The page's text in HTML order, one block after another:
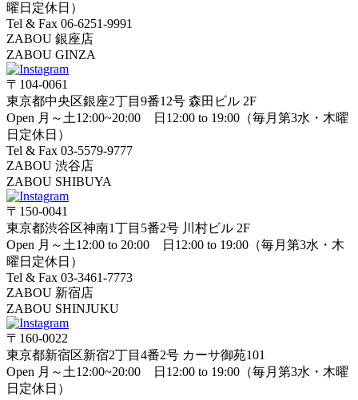
曜日定休日）
Tel & Fax 06-6251-9991
ZABOU 銀座店
ZABOU GINZA
〒104-0061
東京都中央区銀座2丁目9番12号 森田ビル 2F
Open 月～土12:00~20:00 日12:00 to 19:00（毎月第3水・木曜
日定休日）
Tel & Fax 03-5579-9777
ZABOU 渋谷店
ZABOU SHIBUYA
〒150-0041
東京都渋谷区神南1丁目5番2号 川村ビル 2F
Open 月～土12:00 to 20:00 日12:00 to 19:00（毎月第3水・木
曜日定休日）
Tel & Fax 03-3461-7773
ZABOU 新宿店
ZABOU SHINJUKU
〒160-0022
東京都新宿区新宿2丁目4番2号 カーサ御苑101
Open 月～土12:00~20:00 日12:00 to 19:00（毎月第3水・木曜
日定休日）